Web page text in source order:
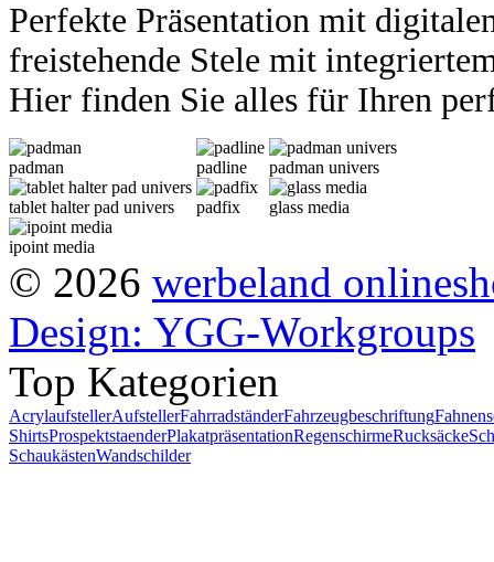
Perfekte Präsentation mit
freistehende Stele mit
Hier finden Sie alles für Ihren
padman padline padman univers
tablet halter pad univers padfix glass media
ipoint media
© 2026 werbeland
Design: YGG-Workgroups
Top Kategorien
AcrylaufstellerAufstellerFahrradständerFahrzeugbeschriftung
ShirtsProspektstaenderPlakatpräsentationRegenschirmeRucksäcke
SchaukästenWandschilder